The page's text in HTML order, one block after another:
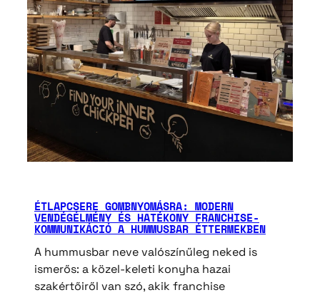
ÉTLAPCSERE GOMBNYOMÁSRA: MODERN
VENDÉGÉLMÉNY ÉS HATÉKONY FRANCHISE-
KOMMUNIKÁCIÓ A HUMMUSBAR ÉTTERMEKBEN
A hummusbar neve valószínűleg neked is
ismerős: a közel-keleti konyha hazai
szakértőiről van szó, akik franchise